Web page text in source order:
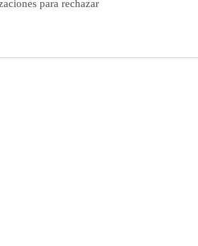
para rechazar